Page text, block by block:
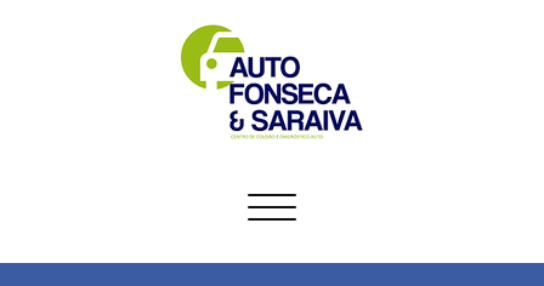
Alternar
navegação